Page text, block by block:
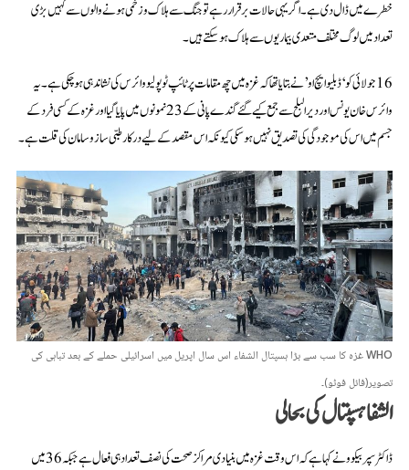
خطرے میں ڈال دی ہے۔ اگر یہی حالات برقرار رہے تو جنگ سے ہلاک و زخمی ہونے والوں سے کہیں بڑی
تعداد میں لوگ مختلف متعدی بیماریوں سے ہلاک ہو سکتے ہیں۔
16 جولائی کو ‘ڈبلیو ایچ او’ نے بتایا تھا کہ غزہ میں چھ مقامات پر ٹائپ ٹو پولیو وائرس کی نشاندہی ہو چکی ہے۔ یہ
وائرس خان یونس اور دیرالبلح سے جمع کیے گئے گندے پانی کے 23 نمونوں میں پایا گیا اور غزہ کے کسی فرد کے
جسم میں اس کی موجودگی کی تصدیق نہیں ہو سکی کیونکہ اس مقصد کے لیے درکار طبی سازوسامان کی قلت ہے۔
WHOغزہ کا سب سے بڑا ہسپتال الشفاء اس سال اپریل میں اسرائیلی حملے کے بعد تباہی کی
تصویر(فائل فوٹو)۔
الشفا ہسپتال کی بحالی
ڈاکٹر سپربیکوو نے کہا ہے کہ اس وقت غزہ میں بنیادی مراکز صحت کی نصف تعداد ہی فعال ہے جبکہ 36 میں